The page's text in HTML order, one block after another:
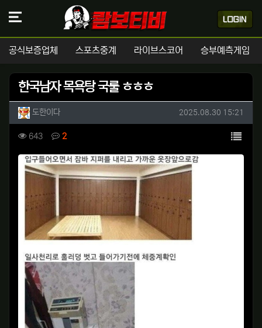
공식보증업체 스포츠중계 라이브스코어 승부예측게임
한국남자 목욕탕 국룰 ㅎㅎㅎ
작성자 정보
도한이다작성 작성일
2025.08.30 15:21
컨텐츠 정보
643조회 2댓글 목록
본문